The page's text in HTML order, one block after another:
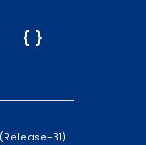
(Release-31)